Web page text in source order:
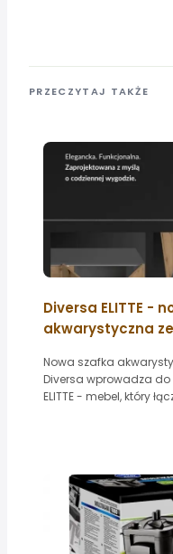
PRZECZYTAJ TAKŻE
Diversa ELITTE -
akwarystyczna
Nowa szafka
Diversa wprowadza
ELITTE - mebel, który